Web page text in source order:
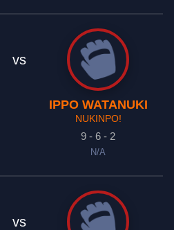
vs
IPPO WATANUKI
NUKINPO!
9 - 6 - 2
N/A
vs